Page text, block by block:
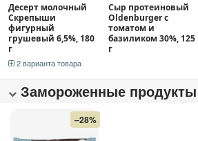
Десерт молочный
Скрепыши
фигурный
грушевый 6,5%, 180
г
2 варианта товара
Сыр протеиновый
Oldenburger с
томатом и
базиликом 30%, 125
г
Замороженные продукты
–28%